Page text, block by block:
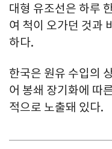
대형 유조선은 하루
여 척이 오가던 것과
하다.
한국은 원유 수입의
어 봉쇄 장기화에 따
적으로 노출돼 있다.